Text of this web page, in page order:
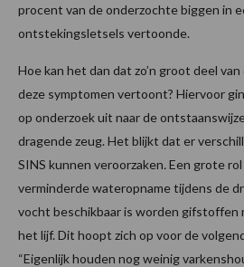
procent van de onderzochte biggen in
ontstekingsletsels vertoonde.
Hoe kan het dan dat zo’n groot deel
deze symptomen vertoont? Hiervoor
op onderzoek uit naar de
dragende zeug. Het blijkt dat er
SINS kunnen veroorzaken.Een grote
verminderde wateropname tijdens de
vocht beschikbaar is worden gifstoffen
het lijf. Dit hoopt zich op voor de
“Eigenlijk houden nog weinig